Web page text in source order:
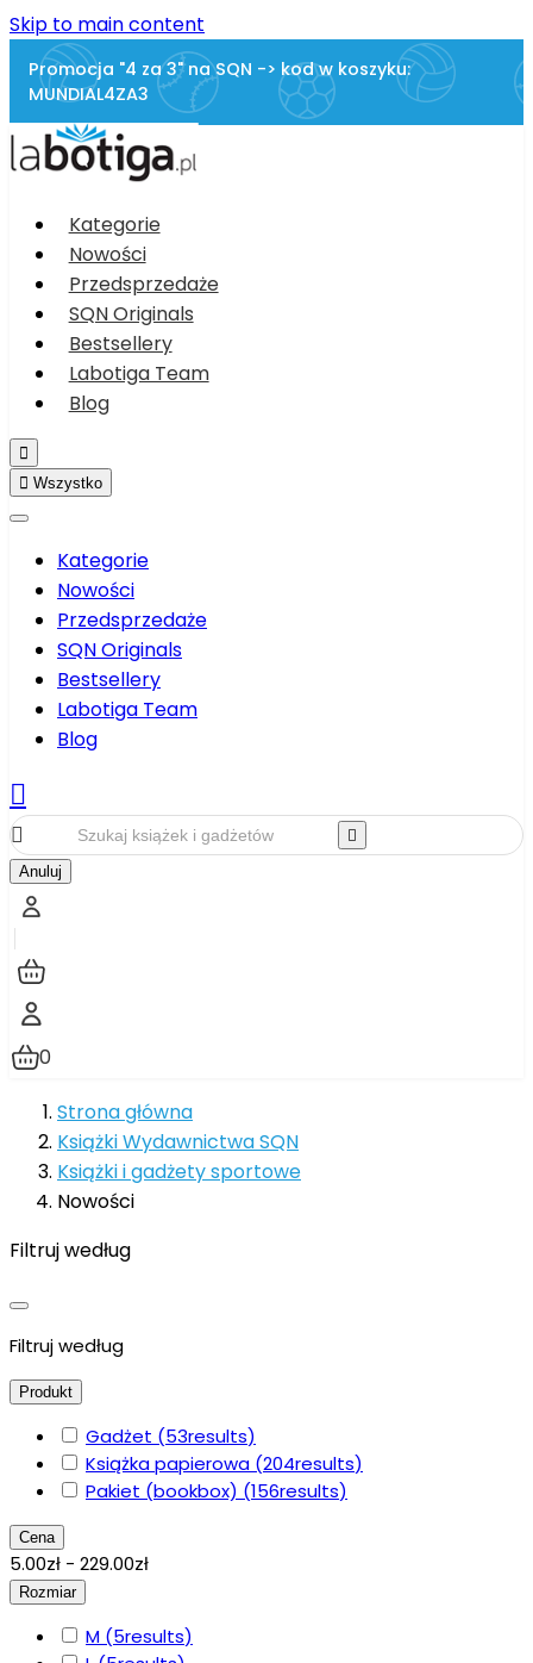
Skip to main content
Promocja "4 za 3" na SQN -> kod w koszyku:
MUNDIAL4ZA3
Kategorie
Nowości
Przedsprzedaże
SQN Originals
Bestsellery
Labotiga Team
Blog

 Wszystko
Kategorie
Nowości
Przedsprzedaże
SQN Originals
Bestsellery
Labotiga Team
Blog



Anuluj
0
Strona główna
Książki Wydawnictwa SQN
Książki i gadżety sportowe
Nowości
Filtruj według
Filtruj według
Produkt
Gadżet (53results)
Książka papierowa (204results)
Pakiet (bookbox) (156results)
Cena
5.00zł - 229.00zł
Rozmiar
M (5results)